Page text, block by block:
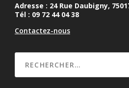
Adresse : 24 Rue Daubigny,
Tél : 09 72 44 04 38
Contactez-nous